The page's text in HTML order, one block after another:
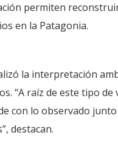
permiten
en la Patagonia.
la interpretación
“A raíz de este tipo
con lo observado
destacan.